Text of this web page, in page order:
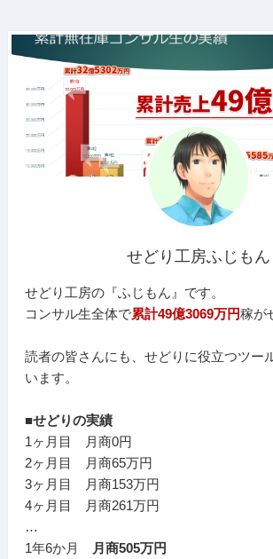
せどり工房ふじもん
せどり工房の『ふじもん』です。
コンサル生全体で累計49億3069万円稼が
読者の皆さんにも、せどりに役立つツー
います。
■せどりの実績
1ヶ月目 月商0円
2ヶ月目 月商65万円
3ヶ月目 月商153万円
4ヶ月目 月商261万円
…
1年6か月
月商505万円